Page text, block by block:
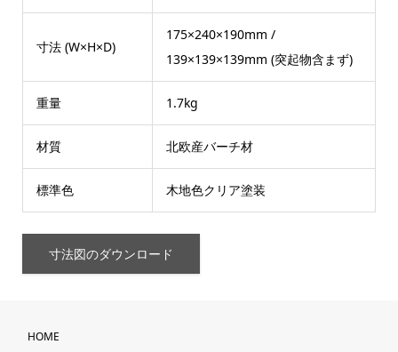
寸法 (W×H×D)
175×240×190mm /
139×139×139mm (突起物含まず)
重量 1.7kg
材質 北欧産バーチ材
標準色 木地色クリア塗装
寸法図のダウンロード
HOME